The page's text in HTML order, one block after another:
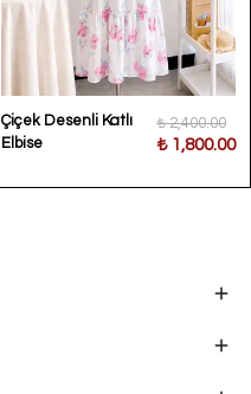
Çiçek Desenli Katlı
Elbise
₺ 2,400.00
₺ 1,800.00